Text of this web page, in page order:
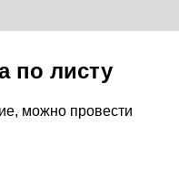
по листу
можно провести